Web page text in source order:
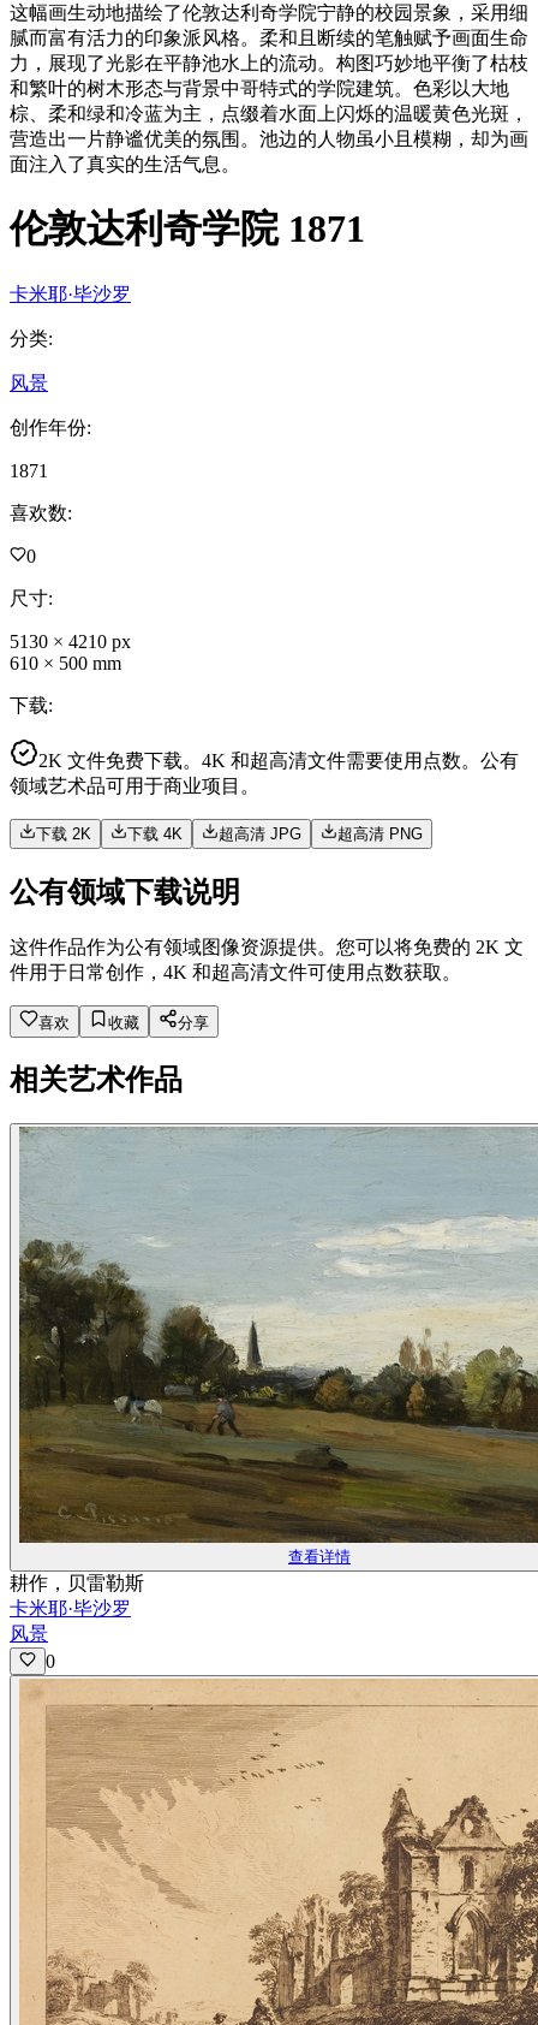
这幅画生动地描绘了伦敦达利奇学院宁静的校园景象，采用细
腻而富有活力的印象派风格。柔和且断续的笔触赋予画面生命
力，展现了光影在平静池水上的流动。构图巧妙地平衡了枯枝
和繁叶的树木形态与背景中哥特式的学院建筑。色彩以大地
棕、柔和绿和冷蓝为主，点缀着水面上闪烁的温暖黄色光斑，
营造出一片静谧优美的氛围。池边的人物虽小且模糊，却为画
面注入了真实的生活气息。
伦敦达利奇学院 1871
卡米耶·毕沙罗
分类:
风景
创作年份:
1871
喜欢数:
0
尺寸:
5130 × 4210 px
610 × 500 mm
下载:
2K 文件免费下载。4K 和超高清文件需要使用点数。公有
领域艺术品可用于商业项目。
下载 2K 下载 4K 超高清 JPG 超高清 PNG
公有领域下载说明
这件作品作为公有领域图像资源提供。您可以将免费的 2K 文
件用于日常创作，4K 和超高清文件可使用点数获取。
喜欢 收藏 分享
相关艺术作品
查看详情
耕作，贝雷勒斯
卡米耶·毕沙罗
风景
0